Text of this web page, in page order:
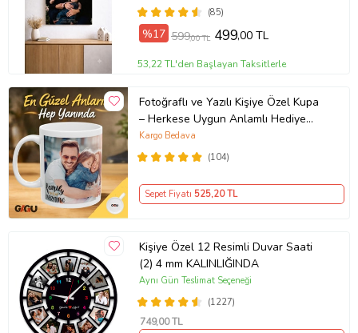
(85)
%17 599,00 TL 499,00 TL
53,22 TL'den Başlayan Taksitlerle
Fotoğraflı ve Yazılı Kişiye Özel Kupa
– Herkese Uygun Anlamlı Hediye
Porselen Baskılı Kupa (Beyaz)
(104)
Kargo Bedava
Sepet Fiyatı 525,20 TL
Kişiye Özel 12 Resimli Duvar Saati
(2) 4 mm KALINLIĞINDA
(1227)
Aynı Gün Teslimat Seçeneği
749,00 TL